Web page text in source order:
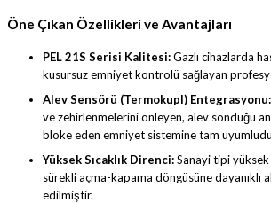
Öne Çıkan Özellikleri ve Avantajları
PEL 21S Serisi Kalitesi:Gazlı cihazlarda
kusursuz emniyet kontrolü sağlayan
Alev Sensörü (Termokupl) Entegrasyonu:
ve zehirlenmelerini önleyen, alev söndüğü
bloke eden emniyet sistemine tam
Yüksek Sıcaklık Direnci:Sanayi tipi yüksek
sürekli açma-kapama döngüsüne dayanıklı
edilmiştir.